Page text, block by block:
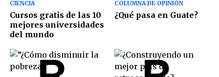
CIENCIA
Cursos gratis de las 10
mejores universidades
del mundo
COLUMNA DE OPINIÓN
¿Qué pasa en Guate?